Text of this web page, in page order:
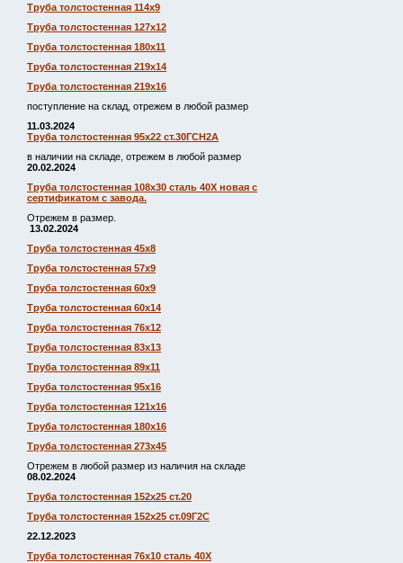
Труба толстостенная 114х9
Труба толстостенная 127х12
Труба толстостенная 180х11
Труба толстостенная 219х14
Труба толстостенная 219х16
поступление на склад, отрежем в любой размер
11.03.2024
Труба толстостенная 95х22 ст.30ГСН2А
в наличии на складе, отрежем в любой размер
20.02.2024
Труба толстостенная 108х30 сталь 40Х новая с
сертификатом с завода.
Отрежем в размер.
13.02.2024
Труба толстостенная 45х8
Труба толстостенная 57х9
Труба толстостенная 60х9
Труба толстостенная 60х14
Труба толстостенная 76х12
Труба толстостенная 83х13
Труба толстостенная 89х11
Труба толстостенная 95х16
Труба толстостенная 121х16
Труба толстостенная 180х16
Труба толстостенная 273х45
Отрежем в любой размер из наличия на складе
08.02.2024
Труба толстостенная 152х25 ст.20
Труба толстостенная 152х25 ст.09Г2С
22.12.2023
Труба толстостенная 76х10 сталь 40Х